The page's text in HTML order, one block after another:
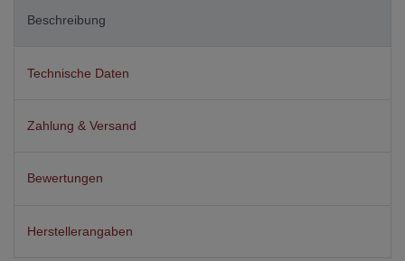
Beschreibung
Technische Daten
Zahlung & Versand
Bewertungen
Herstellerangaben